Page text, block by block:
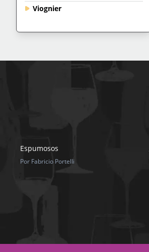
Viognier
Espumosos
Por Fabricio Portelli